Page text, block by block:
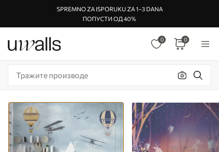
SPREMNO ZA ISPORUKU ZA 1–3 DANA
ПОПУСТИ ОД 40%
0 0